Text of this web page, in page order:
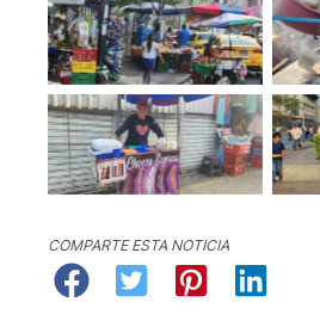
No Caption
No Caption
COMPARTE ESTA NOTICIA